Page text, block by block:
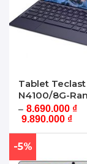
Tablet Teclast
N4100/8G-
SSD
8.690.000 ₫
–
9.890.000 ₫
-5%